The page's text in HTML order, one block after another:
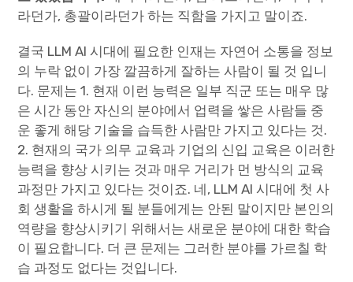
라던가, 총괄이라던가 하는 직함을 가지고 말이죠.
결국 LLM AI 시대에 필요한 인재는 자연어 소통을 정보
의 누락 없이 가장 깔끔하게 잘하는 사람이 될 것 입니
다. 문제는 1. 현재 이런 능력은 일부 직군 또는 매우 많
은 시간 동안 자신의 분야에서 업력을 쌓은 사람들 중
운 좋게 해당 기술을 습득한 사람만 가지고 있다는 것.
2. 현재의 국가 의무 교육과 기업의 신입 교육은 이러한
능력을 향상 시키는 것과 매우 거리가 먼 방식의 교육
과정만 가지고 있다는 것이죠. 네, LLM AI 시대에 첫 사
회 생활을 하시게 될 분들에게는 안된 말이지만 본인의
역량을 향상시키기 위해서는 새로운 분야에 대한 학습
이 필요합니다. 더 큰 문제는 그러한 분야를 가르칠 학
습 과정도 없다는 것입니다.